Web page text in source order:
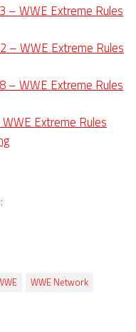
– WWE Extreme Rules
– WWE Extreme Rules
– WWE Extreme Rules
Extreme Rules
WWE Network